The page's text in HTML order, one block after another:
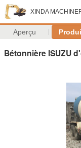
XINDA
Aperçu
Bétonnière ISUZU